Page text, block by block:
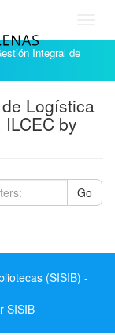
Integral de
Logística
by
Go
(SISIB) -
SISIB